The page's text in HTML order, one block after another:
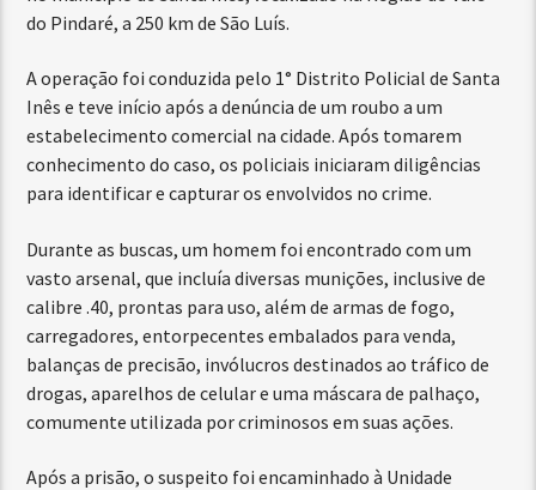
do Pindaré, a 250 km de São Luís.
A operação foi conduzida pelo 1° Distrito Policial de Santa
Inês e teve início após a denúncia de um roubo a um
estabelecimento comercial na cidade. Após tomarem
conhecimento do caso, os policiais iniciaram diligências
para identificar e capturar os envolvidos no crime.
Durante as buscas, um homem foi encontrado com um
vasto arsenal, que incluía diversas munições, inclusive de
calibre .40, prontas para uso, além de armas de fogo,
carregadores, entorpecentes embalados para venda,
balanças de precisão, invólucros destinados ao tráfico de
drogas, aparelhos de celular e uma máscara de palhaço,
comumente utilizada por criminosos em suas ações.
Após a prisão, o suspeito foi encaminhado à Unidade